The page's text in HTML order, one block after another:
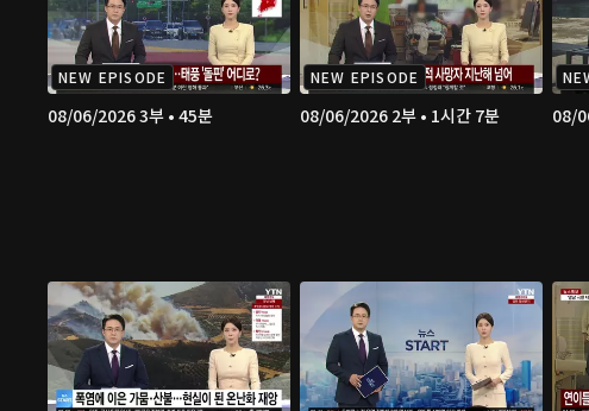
NEW EPISODE
08/06/2026 3부 • 45분
NEW EPISODE
08/06/2026 2부 • 1시간 7분 08/